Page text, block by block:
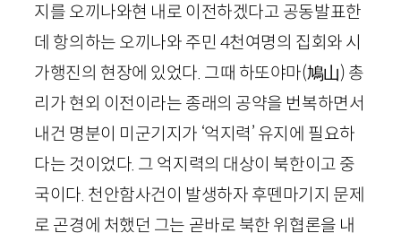
지를 오끼나와현 내로 이전하겠다고 공동발표한
데 항의하는 오끼나와 주민 4천여명의 집회와 시
가행진의 현장에 있었다. 그때 하또야마(鳩山) 총
리가 현외 이전이라는 종래의 공약을 번복하면서
내건 명분이 미군기지가 ‘억지력’ 유지에 필요하
다는 것이었다. 그 억지력의 대상이 북한이고 중
국이다. 천안함사건이 발생하자 후뗀마기지 문제
로 곤경에 처했던 그는 곧바로 북한 위협론을 내